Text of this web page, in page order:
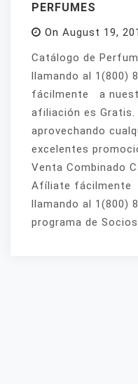
PERFUMES
On August 19,
Catálogo de
llamando al 1(800)
fácilmente a
afiliación es Gratis.
aprovechando
excelentes
Venta Combinado
Afíliate fácilmente
llamando al 1(800)
programa de